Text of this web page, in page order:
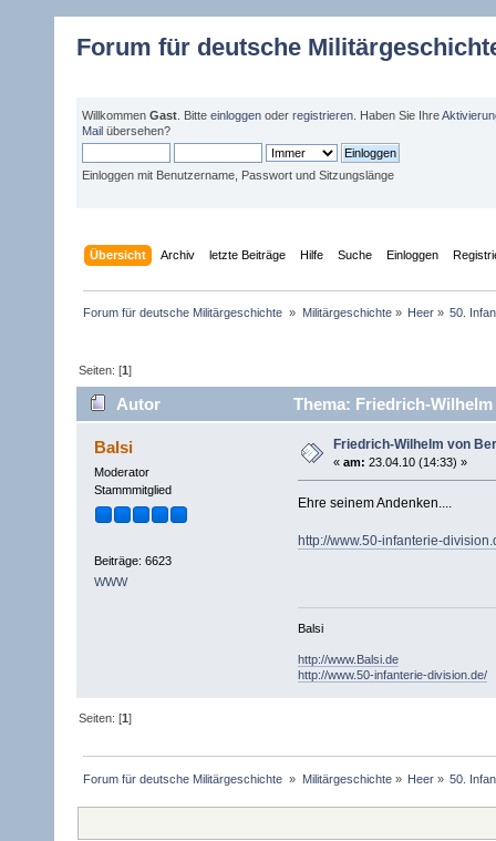
Forum für deutsche
Willkommen Gast . Bitte einloggen oder registrieren . Haben Sie Ihre
Mail übersehen?
Einloggen mit Benutzername, Passwort und Sitzungslänge
Übersicht Archiv letzte Beiträge Hilfe Suche Einloggen
Forum für deutsche Militärgeschichte » Militärgeschichte» Heer» 50.
Seiten: [1]
Autor Thema: Friedrich-
Balsi
Moderator
Stammmitglied
Beiträge: 6623
WWW
Friedrich-Wilhelm von
« am: 23.04.10 (14:33) »
Ehre seinem Andenken....
http://www.50-infanterie-
Balsi
http://www.Balsi.de
http://www.50-infanterie-division.de/
Seiten: [1]
Forum für deutsche Militärgeschichte » Militärgeschichte» Heer» 50.